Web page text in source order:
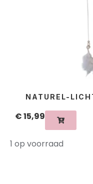
NATUREL-
€15,99
1 op voorraad